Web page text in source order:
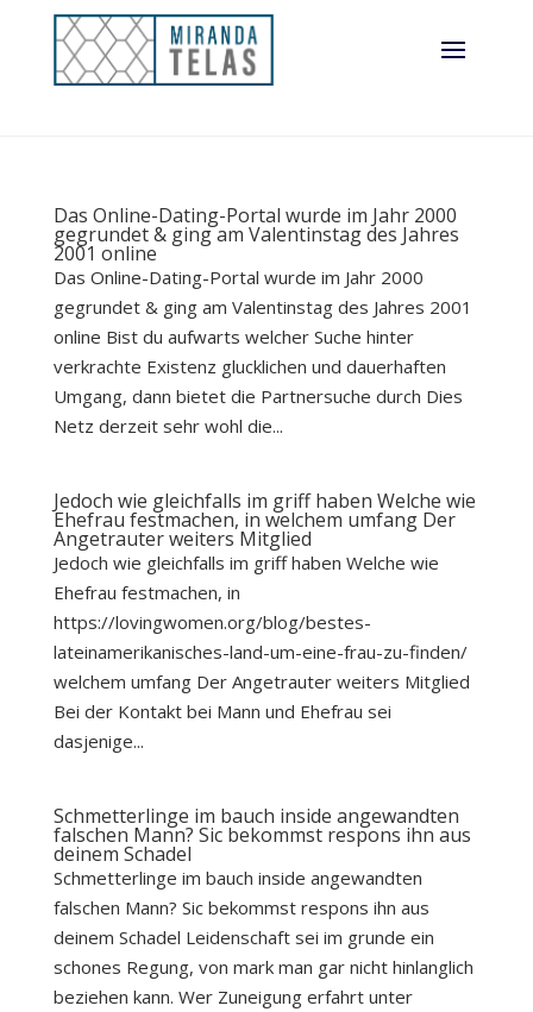
Das Online-Dating-Portal wurde im Jahr 2000
gegrundet & ging am Valentinstag des Jahres
2001 online
Das Online-Dating-Portal wurde im Jahr 2000
gegrundet & ging am Valentinstag des Jahres 2001
online Bist du aufwarts welcher Suche hinter
verkrachte Existenz glucklichen und dauerhaften
Umgang, dann bietet die Partnersuche durch Dies
Netz derzeit sehr wohl die...
Jedoch wie gleichfalls im griff haben Welche wie
Ehefrau festmachen, in welchem umfang Der
Angetrauter weiters Mitglied
Jedoch wie gleichfalls im griff haben Welche wie
Ehefrau festmachen, in
https://lovingwomen.org/blog/bestes-
lateinamerikanisches-land-um-eine-frau-zu-finden/
welchem umfang Der Angetrauter weiters Mitglied
Bei der Kontakt bei Mann und Ehefrau sei
dasjenige...
Schmetterlinge im bauch inside angewandten
falschen Mann? Sic bekommst respons ihn aus
deinem Schadel
Schmetterlinge im bauch inside angewandten
falschen Mann? Sic bekommst respons ihn aus
deinem Schadel Leidenschaft sei im grunde ein
schones Regung, von mark man gar nicht hinlanglich
beziehen kann. Wer Zuneigung erfahrt unter